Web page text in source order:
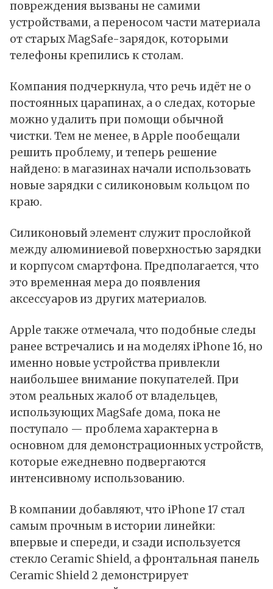
повреждения вызваны не самими
устройствами, а переносом части материала
от старых MagSafe-зарядок, которыми
телефоны крепились к столам.
Компания подчеркнула, что речь идёт не о
постоянных царапинах, а о следах, которые
можно удалить при помощи обычной
чистки. Тем не менее, в Apple пообещали
решить проблему, и теперь решение
найдено: в магазинах начали использовать
новые зарядки с силиконовым кольцом по
краю.
Силиконовый элемент служит прослойкой
между алюминиевой поверхностью зарядки
и корпусом смартфона. Предполагается, что
это временная мера до появления
аксессуаров из других материалов.
Apple также отмечала, что подобные следы
ранее встречались и на моделях iPhone 16, но
именно новые устройства привлекли
наибольшее внимание покупателей. При
этом реальных жалоб от владельцев,
использующих MagSafe дома, пока не
поступало — проблема характерна в
основном для демонстрационных устройств,
которые ежедневно подвергаются
интенсивному использованию.
В компании добавляют, что iPhone 17 стал
самым прочным в истории линейки:
впервые и спереди, и сзади используется
стекло Ceramic Shield, а фронтальная панель
Ceramic Shield 2 демонстрирует